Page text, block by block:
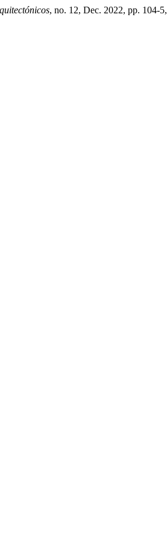
, no. 12, Dec. 2022, pp. 104-5,